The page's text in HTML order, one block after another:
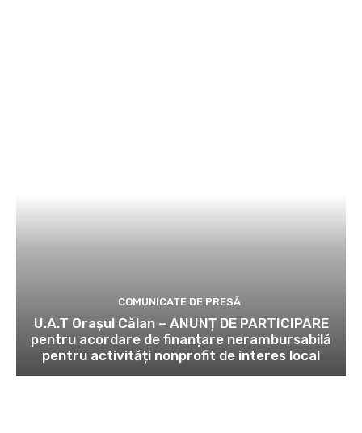
COMUNICATE DE PRESĂ
U.A.T Orașul Călan – ANUNȚ DE PARTICIPARE
pentru acordare de finanțare nerambursabilă
pentru activități nonprofit de interes local